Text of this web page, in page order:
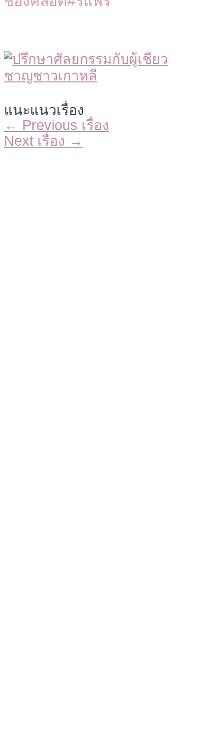
แนะแนวเรื่อง
← Previous เรื่อง
Next เรื่อง →